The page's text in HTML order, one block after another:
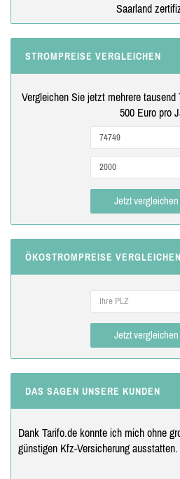
Saarland
STROMPREISE VERGLEICHEN
Vergleichen Sie jetzt mehrere
500 Euro pro
Jetzt vergleichen
ÖKOSTROMPREISE VERGLEICHEN
Jetzt vergleichen
DAS SAGEN UNSERE KUNDEN
Dank Tarifo.de konnte ich mich ohne
günstigen Kfz-Versicherung ausstatten.